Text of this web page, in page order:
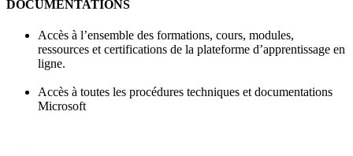
DOCUMENTATIONS
Accès à l’ensemble des formations, cours, modules,
ressources et certifications de la plateforme d’apprentissage en
ligne.
Accès à toutes les procédures techniques et documentations
Microsoft